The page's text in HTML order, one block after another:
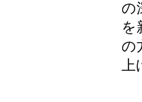
の
を
の
上